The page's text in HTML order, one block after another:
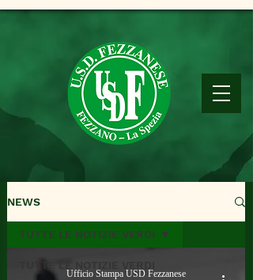
NEWS
TUTTE LE NOTIZIE VERDI
TUTTE LE NOTIZIE VERDI
Ufficio Stampa USD Fezzanese